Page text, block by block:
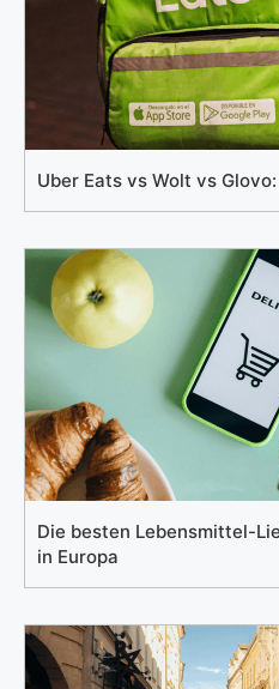
Uber Eats vs Wolt vs
Die besten Lebensmittel-
in Europa